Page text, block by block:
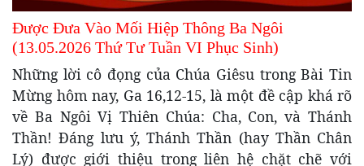
Được Đưa Vào Mối Hiệp Thông Ba Ngôi
(13.05.2026 Thứ Tư Tuần VI Phục Sinh)
Những lời cô đọng của Chúa Giêsu trong Bài Tin
Mừng hôm nay, Ga 16,12-15, là một đề cập khá rõ
về Ba Ngôi Vị Thiên Chúa: Cha, Con, và Thánh
Thần! Đáng lưu ý, Thánh Thần (hay Thần Chân
Lý) được giới thiệu trong liên hệ chặt chẽ với